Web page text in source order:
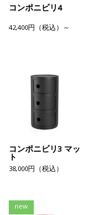
コンポニビリ4
42,400円（税込）～
コンポニビリ3 マッ
ト
38,000円（税込）
new